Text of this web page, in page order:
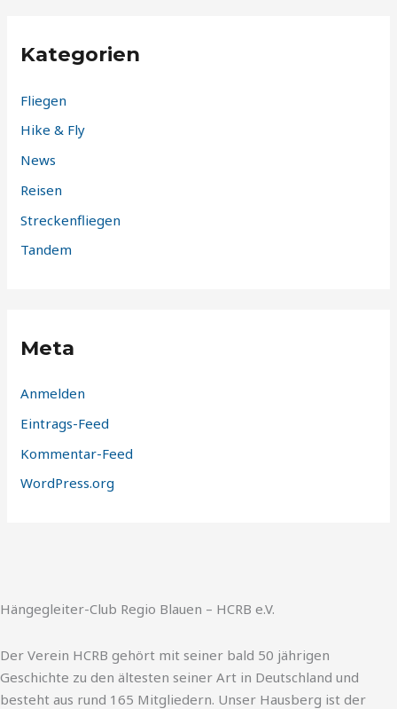
Kategorien
Fliegen
Hike & Fly
News
Reisen
Streckenfliegen
Tandem
Meta
Anmelden
Eintrags-Feed
Kommentar-Feed
WordPress.org
Hängegleiter-Club Regio Blauen – HCRB e.V.
Der Verein HCRB gehört mit seiner bald 50 jährigen
Geschichte zu den ältesten seiner Art in Deutschland und
besteht aus rund 165 Mitgliedern. Unser Hausberg ist der